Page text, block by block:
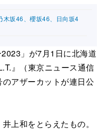
木坂46、櫻坂46、日向坂4
」が7月1日に北海道
』（東京ニュース通信
アザーカットが連日公
上和をとらえたもの。